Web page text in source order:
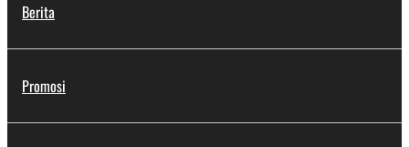
Berita
Promosi